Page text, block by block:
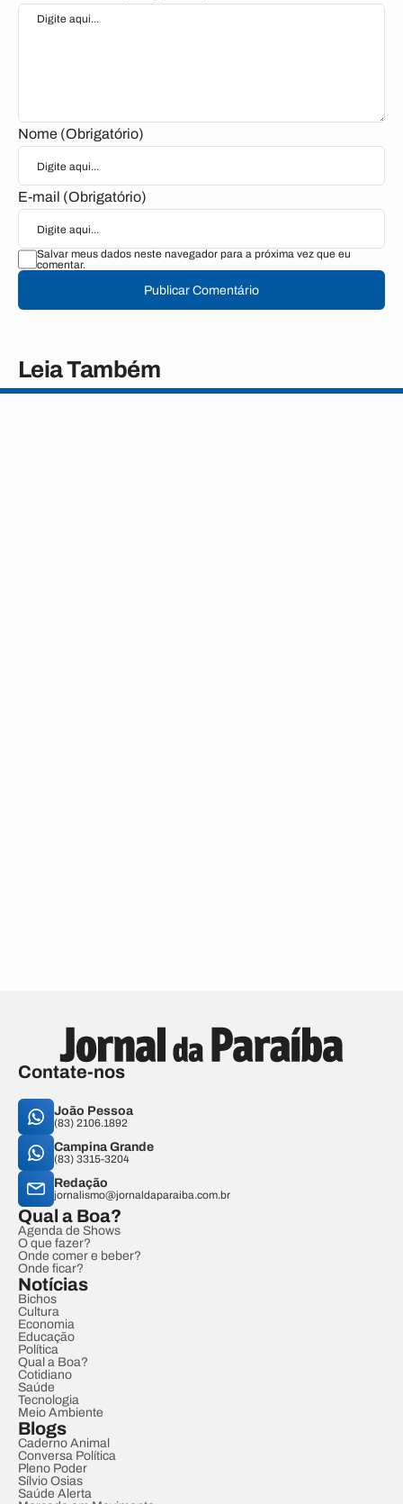
Nome (Obrigatório)
E-mail (Obrigatório)
Salvar meus dados neste navegador para a próxima vez que eu
comentar.
Publicar Comentário
Leia Também
Contate-nos
João Pessoa
(83) 2106.1892
Campina Grande
(83) 3315-3204
Redação
jornalismo@jornaldaparaiba.com.br
Qual a Boa?
Agenda de Shows
O que fazer?
Onde comer e beber?
Onde ficar?
Notícias
Bichos
Cultura
Economia
Educação
Política
Qual a Boa?
Cotidiano
Saúde
Tecnologia
Meio Ambiente
Blogs
Caderno Animal
Conversa Política
Pleno Poder
Sílvio Osias
Saúde Alerta